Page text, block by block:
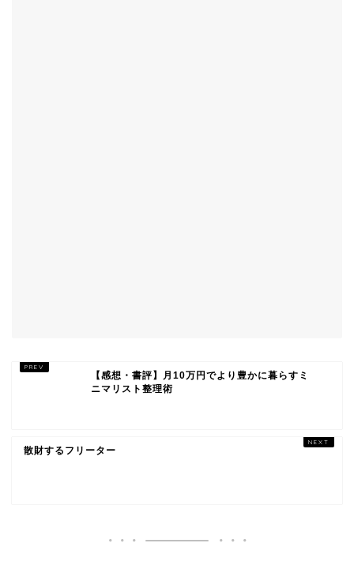
【感想・書評】月10万円でより豊かに暮らすミ
ニマリスト整理術
散財するフリーター